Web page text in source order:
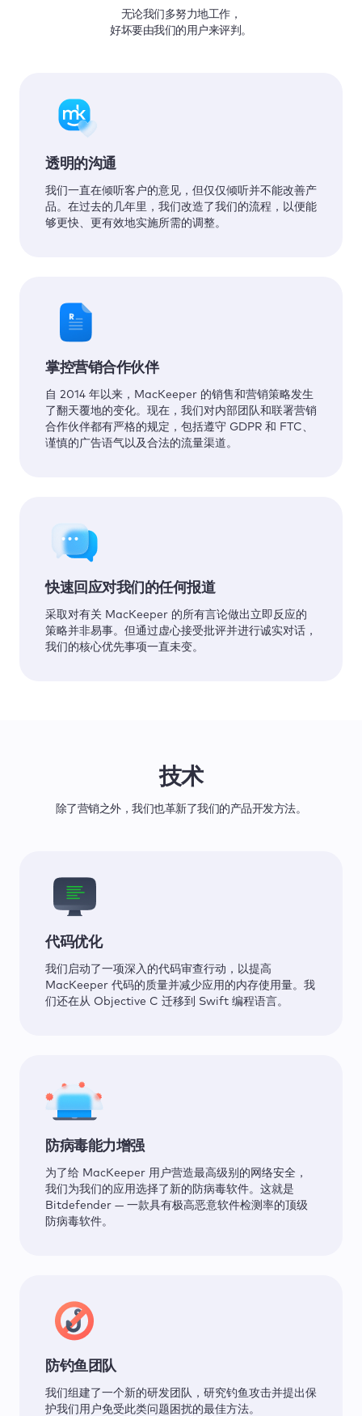
无论我们多努力地工作，
好坏要由我们的用户来评判。
透明的沟通
我们一直在倾听客户的意见，但仅仅倾听并不能改善产
品。在过去的几年里，我们改造了我们的流程，以便能
够更快、更有效地实施所需的调整。
掌控营销合作伙伴
自 2014 年以来，MacKeeper 的销售和营销策略发生
了翻天覆地的变化。现在，我们对内部团队和联署营销
合作伙伴都有严格的规定，包括遵守 GDPR 和 FTC、
谨慎的广告语气以及合法的流量渠道。
快速回应对我们的任何报道
采取对有关 MacKeeper 的所有言论做出立即反应的
策略并非易事。但通过虚心接受批评并进行诚实对话，
我们的核心优先事项一直未变。
技术
除了营销之外，我们也革新了我们的产品开发方法。
代码优化
我们启动了一项深入的代码审查行动，以提高
MacKeeper 代码的质量并减少应用的内存使用量。我
们还在从 Objective C 迁移到 Swift 编程语言。
防病毒能力增强
为了给 MacKeeper 用户营造最高级别的网络安全，
我们为我们的应用选择了新的防病毒软件。这就是
Bitdefender — 一款具有极高恶意软件检测率的顶级
防病毒软件。
防钓鱼团队
我们组建了一个新的研发团队，研究钓鱼攻击并提出保
护我们用户免受此类问题困扰的最佳方法。